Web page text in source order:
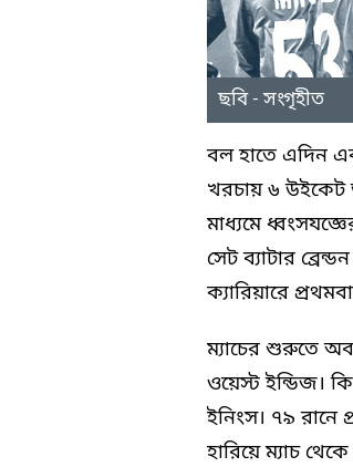
ছবি - সংগৃহীত
বল হাতে এদিন
খরচায় ৬ উইকেট
মাধ্যমে
সেট ব্যাটার
ক্যারিয়ারে
ম্যাচের শুরুতে
ওয়েস্ট ইন্ডিজ।
ইনিংস। ৭৯
হারিয়ে ম্যাচ